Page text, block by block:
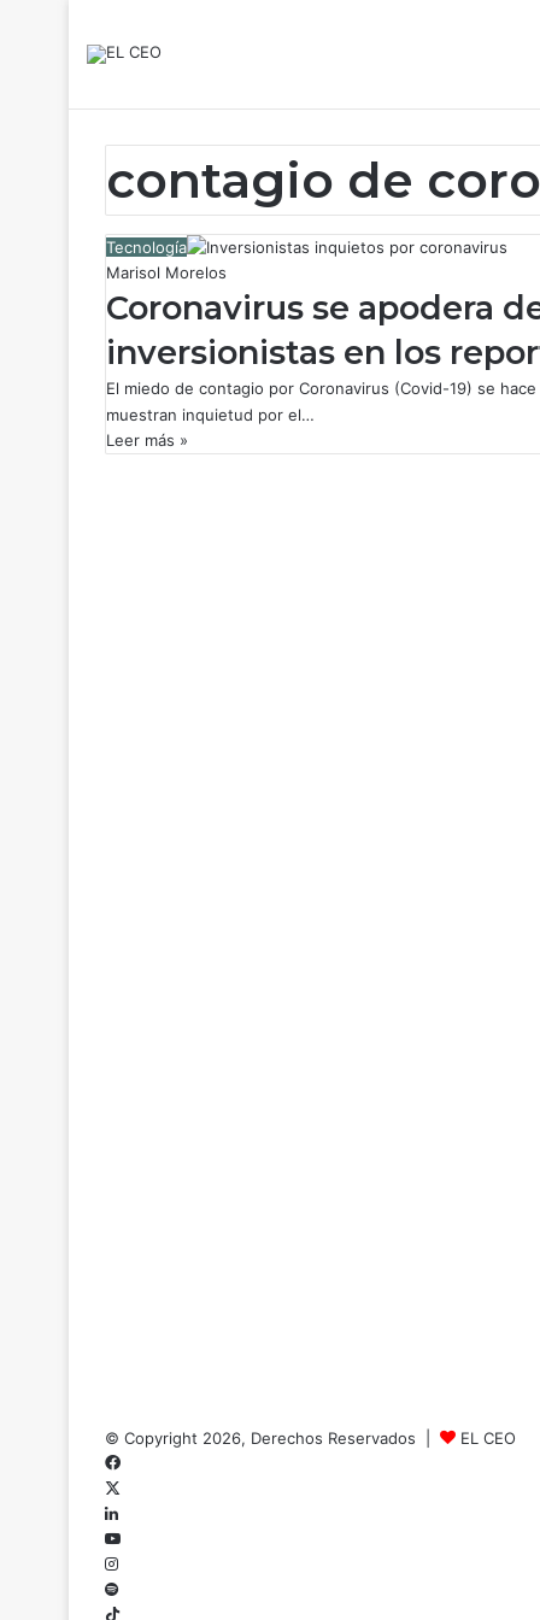
contagio de
Tecnología
Marisol Morelos
Coronavirus se apodera
inversionistas en los
El miedo de contagio por Coronavirus (Covid-19) se
muestran inquietud por el…
Leer más »
© Copyright 2026, Derechos Reservados |
EL CEO
Spotify